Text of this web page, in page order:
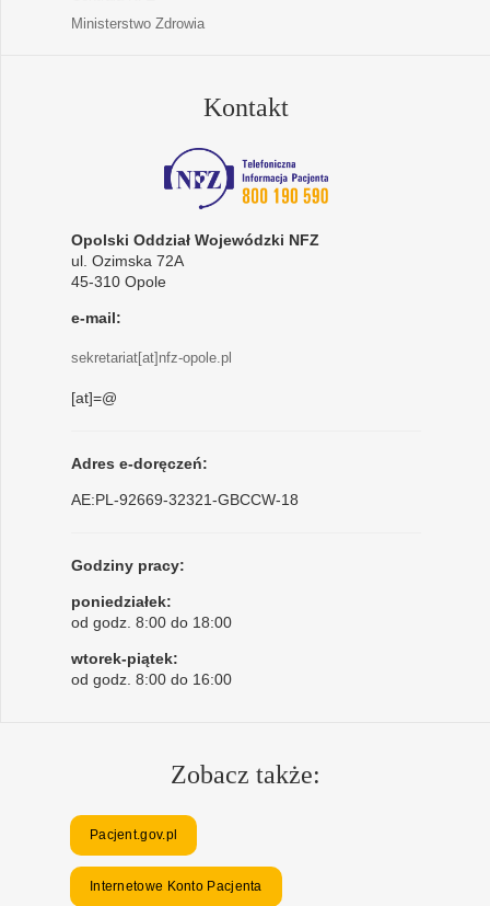
Ministerstwo Zdrowia
Kontakt
Opolski Oddział Wojewódzki NFZ
ul. Ozimska 72A
45-310 Opole
e-mail:
sekretariat[at]nfz-opole.pl
[at]=@
Adres e-doręczeń:
AE:PL-92669-32321-GBCCW-18
Godziny pracy:
poniedziałek:
od godz. 8:00 do 18:00
wtorek-piątek:
od godz. 8:00 do 16:00
Zobacz także:
Pacjent.gov.pl
Internetowe Konto Pacjenta